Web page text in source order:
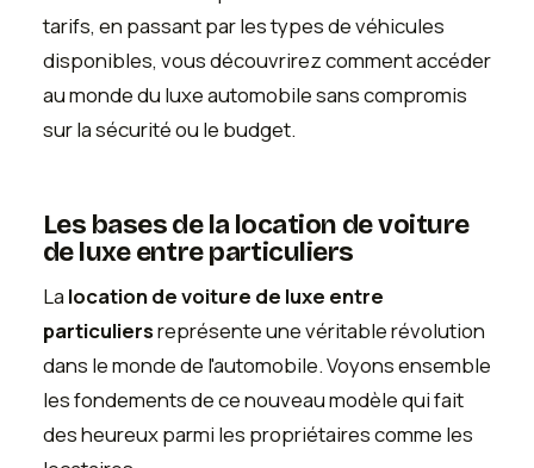
tarifs, en passant par les types de véhicules
disponibles, vous découvrirez comment accéder
au monde du luxe automobile sans compromis
sur la sécurité ou le budget.
Les bases de la location de voiture
de luxe entre particuliers
La location de voiture de luxe entre
particuliersreprésente une véritable révolution
dans le monde de l'automobile. Voyons ensemble
les fondements de ce nouveau modèle qui fait
des heureux parmi les propriétaires comme les